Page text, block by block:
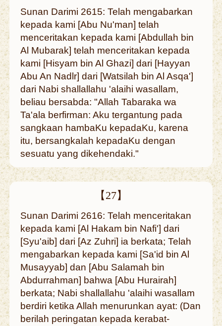
Sunan Darimi 2615: Telah mengabarkan
kepada kami [Abu Nu'man] telah
menceritakan kepada kami [Abdullah bin
Al Mubarak] telah menceritakan kepada
kami [Hisyam bin Al Ghazi] dari [Hayyan
Abu An Nadlr] dari [Watsilah bin Al Asqa']
dari Nabi shallallahu 'alaihi wasallam,
beliau bersabda: "Allah Tabaraka wa
Ta'ala berfirman: Aku tergantung pada
sangkaan hambaKu kepadaKu, karena
itu, bersangkalah kepadaKu dengan
sesuatu yang dikehendaki."
【27】
Sunan Darimi 2616: Telah menceritakan
kepada kami [Al Hakam bin Nafi'] dari
[Syu'aib] dari [Az Zuhri] ia berkata; Telah
mengabarkan kepada kami [Sa'id bin Al
Musayyab] dan [Abu Salamah bin
Abdurrahman] bahwa [Abu Hurairah]
berkata; Nabi shallallahu 'alaihi wasallam
berdiri ketika Allah menurunkan ayat: (Dan
berilah peringatan kepada kerabat-